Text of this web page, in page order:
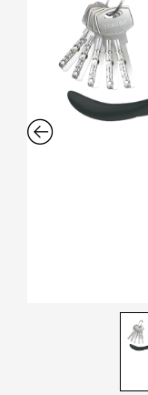
Preguntas
Candados
Cerradura de
Cerraduras